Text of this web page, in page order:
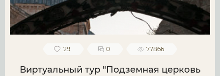
29 0 77866
Виртуальный тур "Подземная церковь